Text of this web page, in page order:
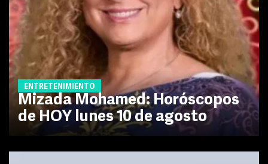
ENTRETENIMIENTO
Mizada Mohamed: Horóscopos
de HOY lunes 10 de agosto